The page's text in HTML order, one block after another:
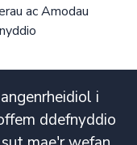
i
ddefnyddio
ac Amodau